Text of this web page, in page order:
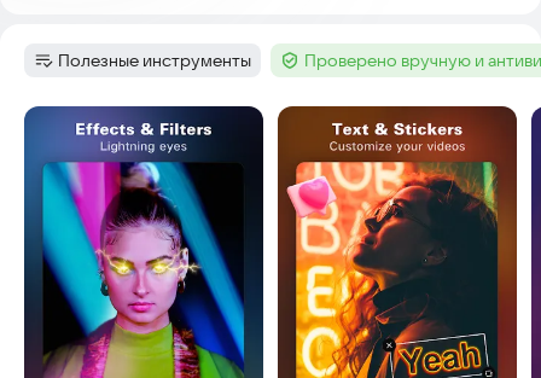
Категория:
Полезные инструменты Тег :Проверено вручную и
Скриншоты